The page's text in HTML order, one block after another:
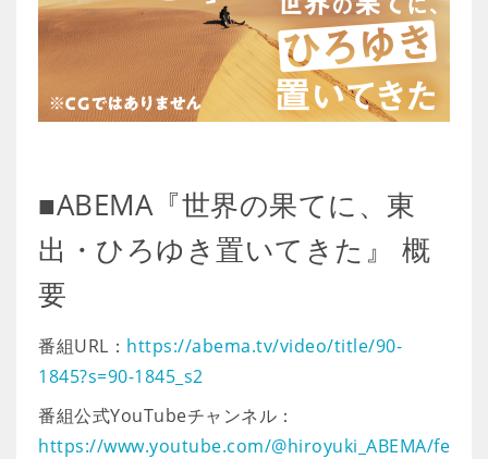
■ABEMA『世界の果てに、東
出・ひろゆき置いてきた』 概
要
番組URL： https://abema.tv/video/title/90-
1845?s=90-1845_s2
番組公式YouTubeチャンネル：
https://www.youtube.com/@hiroyuki_ABEMA/fe